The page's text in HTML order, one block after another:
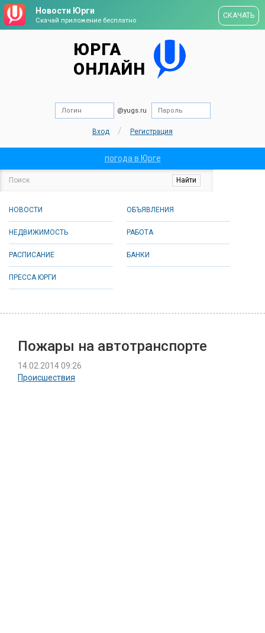
Новости Юрги
Скачай приложение бесплатно
СКАЧАТЬ
ЮРГА
ОНЛАЙН
@yugs.ru
Вход / Регистрация
погода в Юрге
НОВОСТИ ОБЪЯВЛЕНИЯ
НЕДВИЖИМОСТЬ РАБОТА
РАСПИСАНИЕ БАНКИ
ПРЕССА ЮРГИ
Пожары на автотранспорте
14.02.2014 09:26
Происшествия